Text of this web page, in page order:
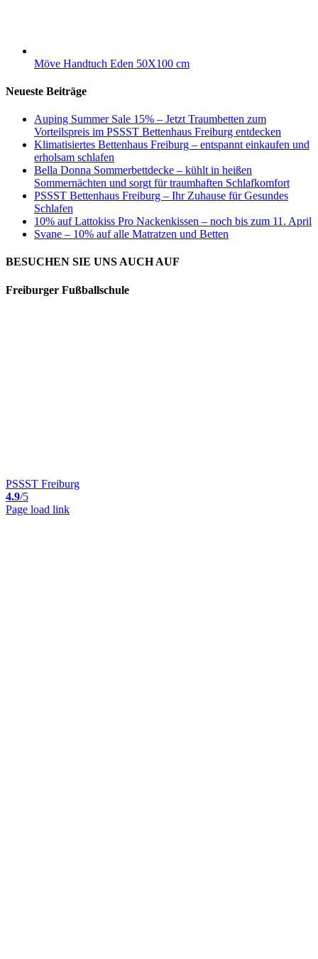
Möve Handtuch Eden 50X100 cm
Neueste Beiträge
Auping Summer Sale 15% – Jetzt Traumbetten zum
Vorteilspreis im PSSST Bettenhaus Freiburg entdecken
Klimatisiertes Bettenhaus Freiburg – entspannt einkaufen und
erholsam schlafen
Bella Donna Sommerbettdecke – kühlt in heißen
Sommernächten und sorgt für traumhaften Schlafkomfort
PSSST Bettenhaus Freiburg – Ihr Zuhause für Gesundes
Schlafen
10% auf Lattokiss Pro Nackenkissen – noch bis zum 11. April
Svane – 10% auf alle Matratzen und Betten
BESUCHEN SIE UNS AUCH AUF
Freiburger Fußballschule
PSSST Freiburg
4.9/5
Page load link